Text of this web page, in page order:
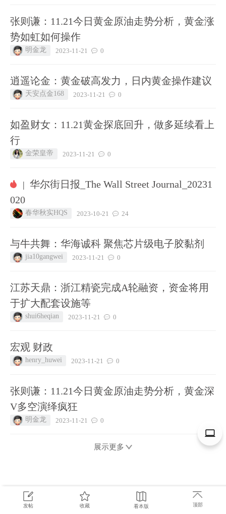
张则谦：11.21今日黄金原油走势分析，黄金涨
势如虹如何操作
明金龙 2023-11-21 0
逍遥论金：黄金破高发力，日内黄金操作建议
天安点金168 2023-11-21 0
如盈财女：11.21黄金探底回升，做多延续看上
行
金荣皇帝 2023-11-21 0
| 华尔街日报_The Wall Street Journal_20231
020
春华秋实HQS 2023-10-21 24
与牛共舞：华海诚科 聚焦芯片级电子胶黏剂
jia10gangwei 2023-11-21 0
江苏天鼎：浙江精瓷完成A轮融资，资金将用
于扩大配套设施等
shui6heqian 2023-11-21 0
宏观 财政
henry_huwei 2023-11-21 0
张则谦：11.21今日黄金原油走势分析，黄金深
V多空演绎疯狂
明金龙 2023-11-21 0
展示更多
发帖 收藏 看本版 顶部